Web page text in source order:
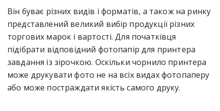
Він буває різних видів і форматів, а також на ринку
представлений великий вибір продукції різних
торгових марок і вартості. Для початківця
підібрати відповідний фотопапір для принтера
завдання із зірочкою. Оскільки чорнило принтера
може друкувати фото не на всіх видах фотопаперу
або може постраждати якість самого друку.